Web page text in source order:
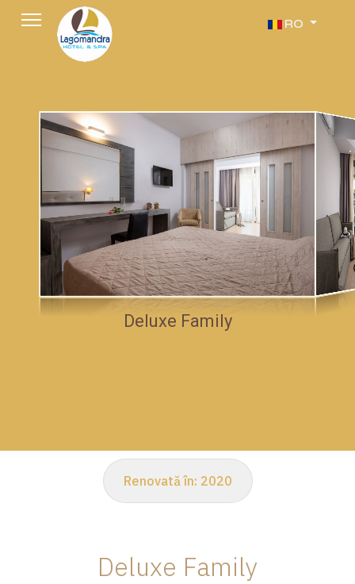
Selectați limba
RO
Deluxe Family
Renovată în: 2020
Deluxe Family